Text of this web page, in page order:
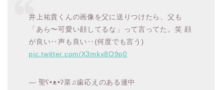
井上祐貴くんの画像を父に送りつけたら、父も
「あら〜可愛い顔してるな」って言ってた。笑 顔
が良い‥声も良い‥(何度でも言う)
pic.twitter.com/X3mkx8O9p0
— 聖ʕ•ᴥ•ʔ菜♫歯応えのある連中